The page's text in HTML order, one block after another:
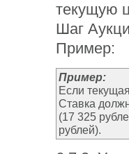
текущую
Шаг
Пример:
Пример:
Если
Ставка
(17 325
рублей).